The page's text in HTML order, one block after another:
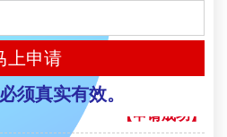
上申请
须真实有效。
【申请成功】
【申请成功】